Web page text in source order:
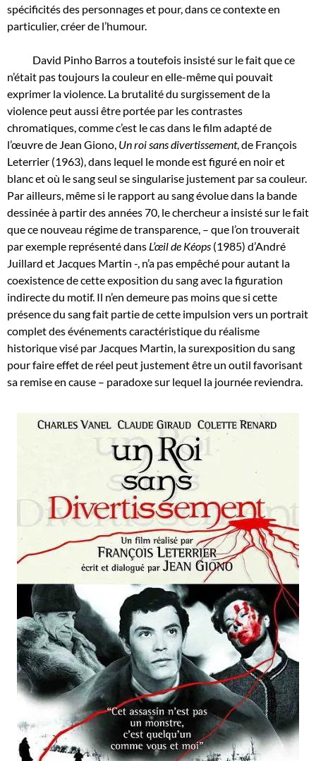
spécificités des personnages et pour, dans ce contexte en
particulier, créer de l’humour.
David Pinho Barros a toutefois insisté sur le fait que ce
n’était pas toujours la couleur en elle-même qui pouvait
exprimer la violence. La brutalité du surgissement de la
violence peut aussi être portée par les contrastes
chromatiques, comme c’est le cas dans le film adapté de
l’œuvre de Jean Giono, Un roi sans divertissement, de François
Leterrier (1963), dans lequel le monde est figuré en noir et
blanc et où le sang seul se singularise justement par sa couleur.
Par ailleurs, même si le rapport au sang évolue dans la bande
dessinée à partir des années 70, le chercheur a insisté sur le fait
que ce nouveau régime de transparence, – que l’on trouverait
par exemple représenté dans L’œil de Kéops (1985) d’André
Juillard et Jacques Martin -, n’a pas empêché pour autant la
coexistence de cette exposition du sang avec la figuration
indirecte du motif. Il n’en demeure pas moins que si cette
présence du sang fait partie de cette impulsion vers un portrait
complet des événements caractéristique du réalisme
historique visé par Jacques Martin, la surexposition du sang
pour faire effet de réel peut justement être un outil favorisant
sa remise en cause – paradoxe sur lequel la journée reviendra.